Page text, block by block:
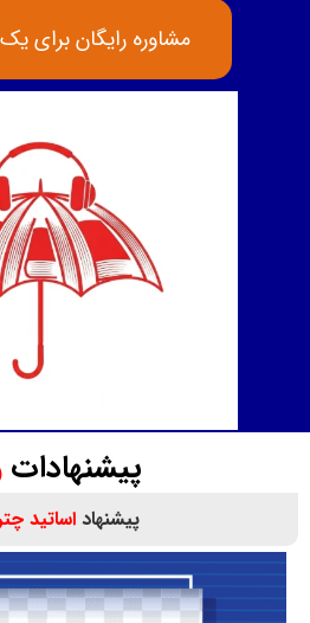
مشاوره رایگان برای
پیشنهادات
پیشنهاداساتید